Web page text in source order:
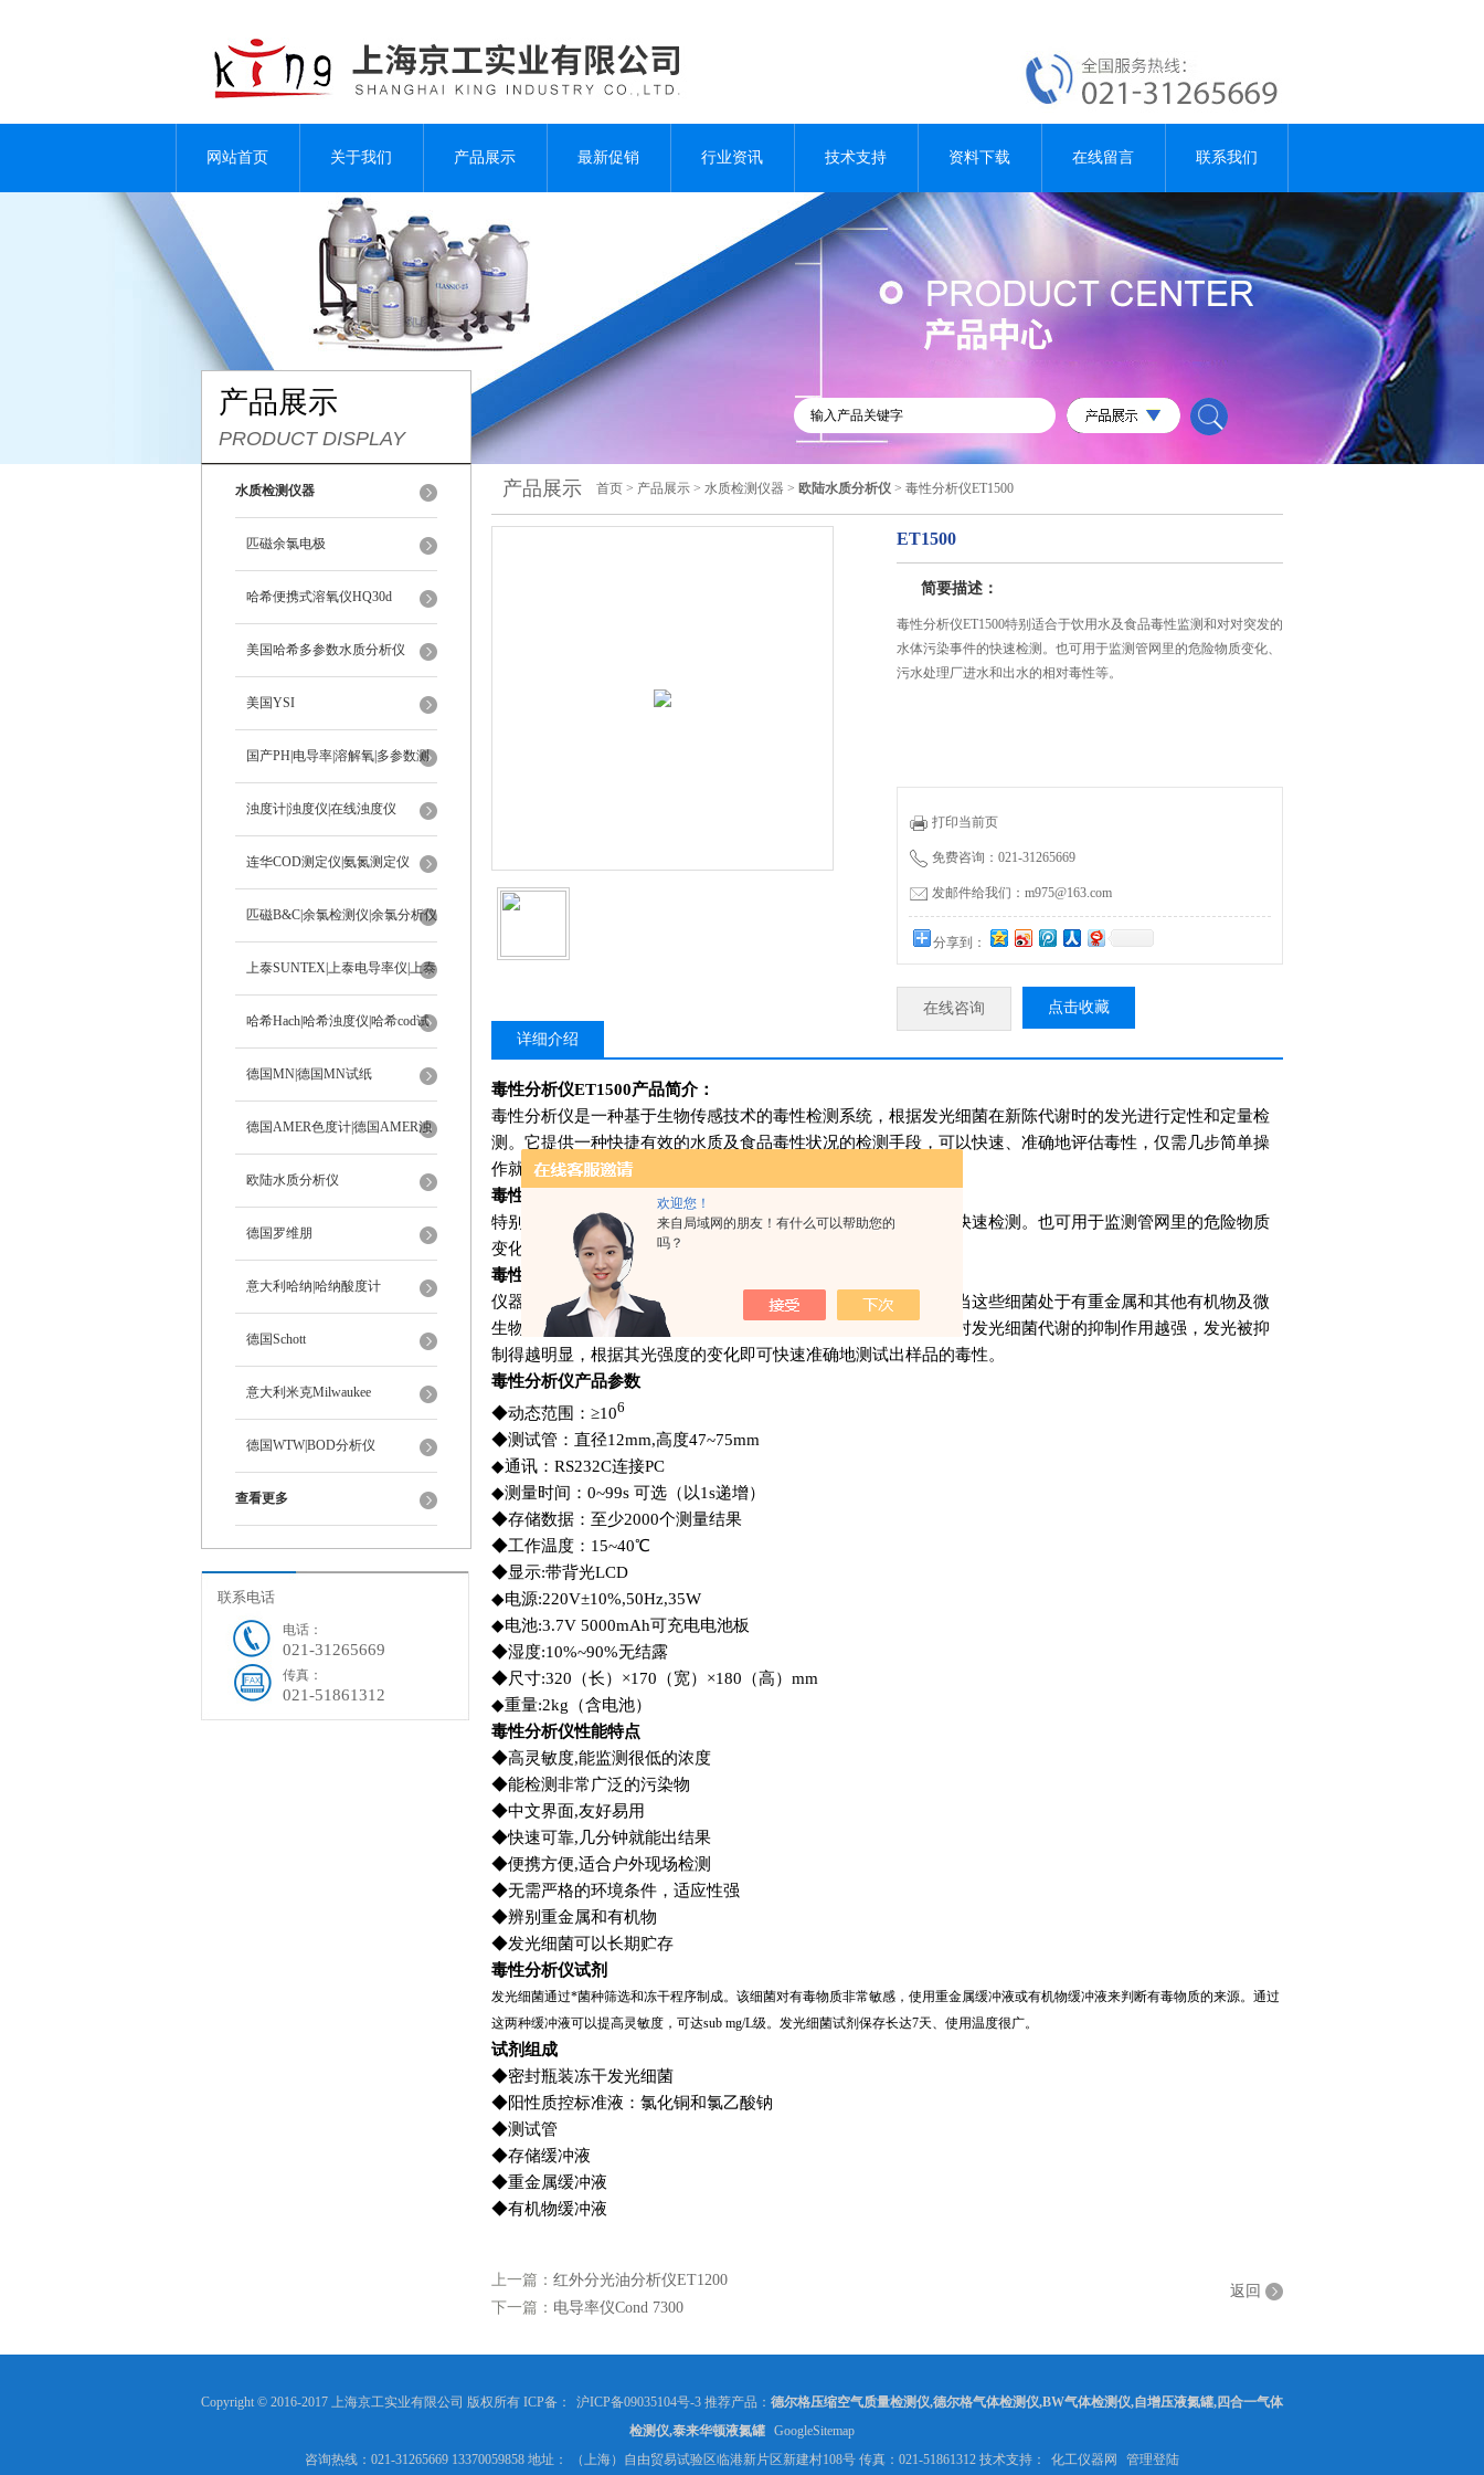
欢迎您！
来自局域网的朋友！有什么可以帮助您的
吗？
网站首页 关于我们 产品展示 最新促销 行业资讯 技术支持 资料下载 在线留言 联系我们
产品展示
PRODUCT DISPLAY
水质检测仪器
匹磁余氯电极
哈希便携式溶氧仪HQ30d
美国哈希多参数水质分析仪
美国YSI
国产PH|电导率|溶解氧|多参数测
定仪
浊度计|浊度仪|在线浊度仪
连华COD测定仪|氨氮测定仪
匹磁B&C|余氯检测仪|余氯分析仪
上泰SUNTEX|上泰电导率仪|上泰
ph计
哈希Hach|哈希浊度仪|哈希cod试
剂
德国MN|德国MN试纸
德国AMER色度计|德国AMER浊
度计
欧陆水质分析仪
德国罗维朋
意大利哈纳|哈纳酸度计
德国Schott
意大利米克Milwaukee
德国WTW|BOD分析仪
查看更多
联系电话
电话：
021-31265669
传真：
021-51861312
产品展示 首页 > 产品展示 > 水质检测仪器 > 欧陆水质分析仪 > 毒性分析仪ET1500
ET1500
简要描述：
毒性分析仪ET1500特别适合于饮用水及食品毒性监测和对对突发的
水体污染事件的快速检测。也可用于监测管网里的危险物质变化、
污水处理厂进水和出水的相对毒性等。
打印当前页
免费咨询：021-31265669
发邮件给我们：m975@163.com
分享到：
在线咨询
点击收藏
详细介绍
毒性分析仪ET1500产品简介：
毒性分析仪是一种基于生物传感技术的毒性检测系统，根据发光细菌在新陈代谢时的发光进行定性和定量检
测。它提供一种快捷有效的水质及食品毒性状况的检测手段，可以快速、准确地评估毒性，仅需几步简单操
作就能给出科学、可靠的分析结果。
毒性分析仪ET1500应用场合
特别适合于饮用水及食品毒性监测和对对突发的水体污染事件的快速检测。也可用于监测管网里的危险物质
变化、污水处理厂进水和出水的相对毒性等。
毒性分析仪测量原理
仪器使用发光细菌试剂，这种细菌在进行新陈代谢时会发出光，当这些细菌处于有重金属和其他有机物及微
生物造成的毒性环境中时，它们发出的光受到抑制，毒性越强，对发光细菌代谢的抑制作用越强，发光被抑
制得越明显，根据其光强度的变化即可快速准确地测试出样品的毒性。
毒性分析仪产品参数
◆动态范围： ≥106
◆测试管：直径12mm,高度47~75mm
◆通讯： RS232C连接PC
◆测量时间： 0~99s 可选 （ 以1s递增）
◆存储数据：至少2000个测量结果
◆工作温度： 15~40℃
◆显示:带背光LCD
◆电源:220V±10%,50Hz,35W
◆电池:3.7V 5000mAh可充电电池板
◆湿度:10%~90%无结露
◆尺寸:320 （长） ×170 （宽） ×180 （高） mm
◆重量:2kg（含电池）
毒性分析仪性能特点
◆高灵敏度,能监测很低的浓度
◆能检测非常广泛的污染物
◆中文界面,友好易用
◆快速可靠, 几分钟就能出结果
◆便携方便,适合户外现场检测
◆无需严格的环境条件，适应性强
◆辨别重金属和有机物
◆发光细菌可以长期贮存
毒性分析仪试剂
发光细菌通过*菌种筛选和冻干程序制成。该细菌对有毒物质非常敏感，使用重金属缓冲液或有机物缓冲液来判断有毒物质的来源。通过
这两种缓冲液可以提高灵敏度，可达sub mg/L级。发光细菌试剂保存长达7天、使用温度很广。
试剂组成
◆密封瓶装冻干发光细菌
◆阳性质控标准液：氯化铜和氯乙酸钠
◆测试管
◆存储缓冲液
◆重金属缓冲液
◆有机物缓冲液
上一篇： 红外分光油分析仪ET1200
下一篇： 电导率仪Cond 7300
返回
Copyright © 2016-2017 上海京工实业有限公司 版权所有 ICP备： 沪ICP备09035104号-3 推荐产品： 德尔格压缩空气质量检测仪,德尔格气体检测仪,BW气体检测仪,自增压液氮罐,四合一气体
检测仪,泰来华顿液氮罐 GoogleSitemap
咨询热线：021-31265669 13370059858 地址： （上海）自由贸易试验区临港新片区新建村108号 传真：021-51861312 技术支持：
化工仪器网 管理登陆